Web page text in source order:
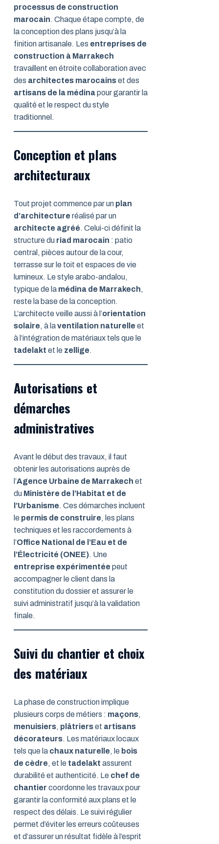
processus de construction
marocain. Chaque étape compte, de
la conception des plans jusqu’à la
finition artisanale. Les entreprises de
construction à Marrakech
travaillent en étroite collaboration avec
des architectes marocainset des
artisans de la médinapour garantir la
qualité et le respect du style
traditionnel.
Conception et plans
architecturaux
Tout projet commence par un plan
d’architecture réalisé par un
architecte agréé. Celui-ci définit la
structure du riad marocain : patio
central, pièces autour de la cour,
terrasse sur le toit et espaces de vie
lumineux. Le style arabo-andalou,
typique de la médina de Marrakech,
reste la base de la conception.
L’architecte veille aussi à l’orientation
solaire, à laventilation naturelle et
à l’intégration de matériaux tels que le
tadelakt et le zellige.
Autorisations et
démarches
administratives
Avant le début des travaux, il faut
obtenir les autorisations auprès de
l’Agence Urbaine de Marrakech et
du Ministère de l’Habitat et de
l’Urbanisme. Ces démarches incluent
le permis de construire, les plans
techniques et les raccordements à
l’Office National de l’Eau et de
l’Électricité (ONEE). Une
entreprise expérimentée peut
accompagner le client dans la
constitution du dossier et assurer le
suivi administratif jusqu’à la validation
finale.
Suivi du chantier et choix
des matériaux
La phase de construction implique
plusieurs corps de métiers : maçons,
menuisiers, plâtrierset artisans
décorateurs. Les matériaux locaux
tels que la chaux naturelle, le bois
de cèdre, et le tadelakt assurent
durabilité et authenticité. Le chef de
chantier coordonne les travaux pour
garantir la conformité aux plans et le
respect des délais. Le suivi régulier
permet d’éviter les erreurs coûteuses
et d’assurer un résultat fidèle à l’esprit